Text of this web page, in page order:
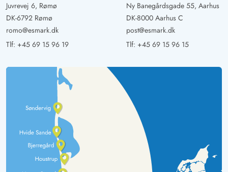
Juvrevej 6, Rømø
DK-6792 Rømø
romo@esmark.dk
Tlf: +45 69 15 96 19
Ny Banegårdsgade 55, Aarhus
DK-8000 Aarhus C
post@esmark.dk
Tlf: +45 69 15 96 15